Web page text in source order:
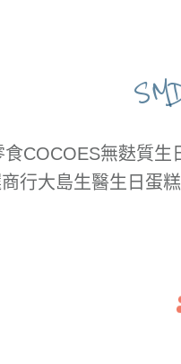
食COCOES無麩質生
行大島生醫生日蛋